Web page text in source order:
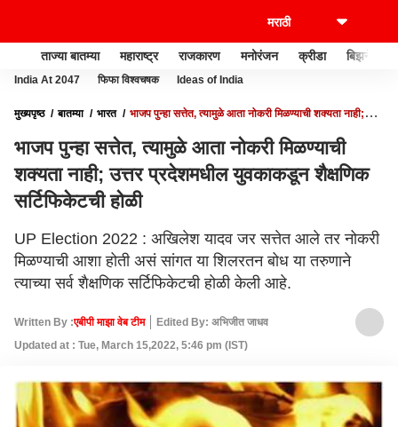
ताज्या बातम्या महाराष्ट्र राजकारण मनोरंजन क्रीडा बिझनेस
India At 2047 फिफा विश्वचषक Ideas of India
मुख्यपृष्ठ बातम्या भारत
भाजप पुन्हा सत्तेत, त्यामुळे आता नोकरी मिळण्याची शक्यता नाही;
भाजप पुन्हा सत्तेत, त्यामुळे आता नोकरी मिळण्याची
शक्यता नाही; उत्तर प्रदेशमधील युवकाकडून शैक्षणिक
सर्टिफिकेटची होळी
UP Election 2022 : अखिलेश यादव जर सत्तेत आले तर नोकरी
मिळण्याची आशा होती असं सांगत या शिलरतन बोध या तरुणाने
त्याच्या सर्व शैक्षणिक सर्टिफिकेटची होळी केली आहे.
Written By :एबीपी माझा वेब टीम
Edited By: अभिजीत जाधव
Updated at : Tue, March 15,2022, 5:46 pm (IST)